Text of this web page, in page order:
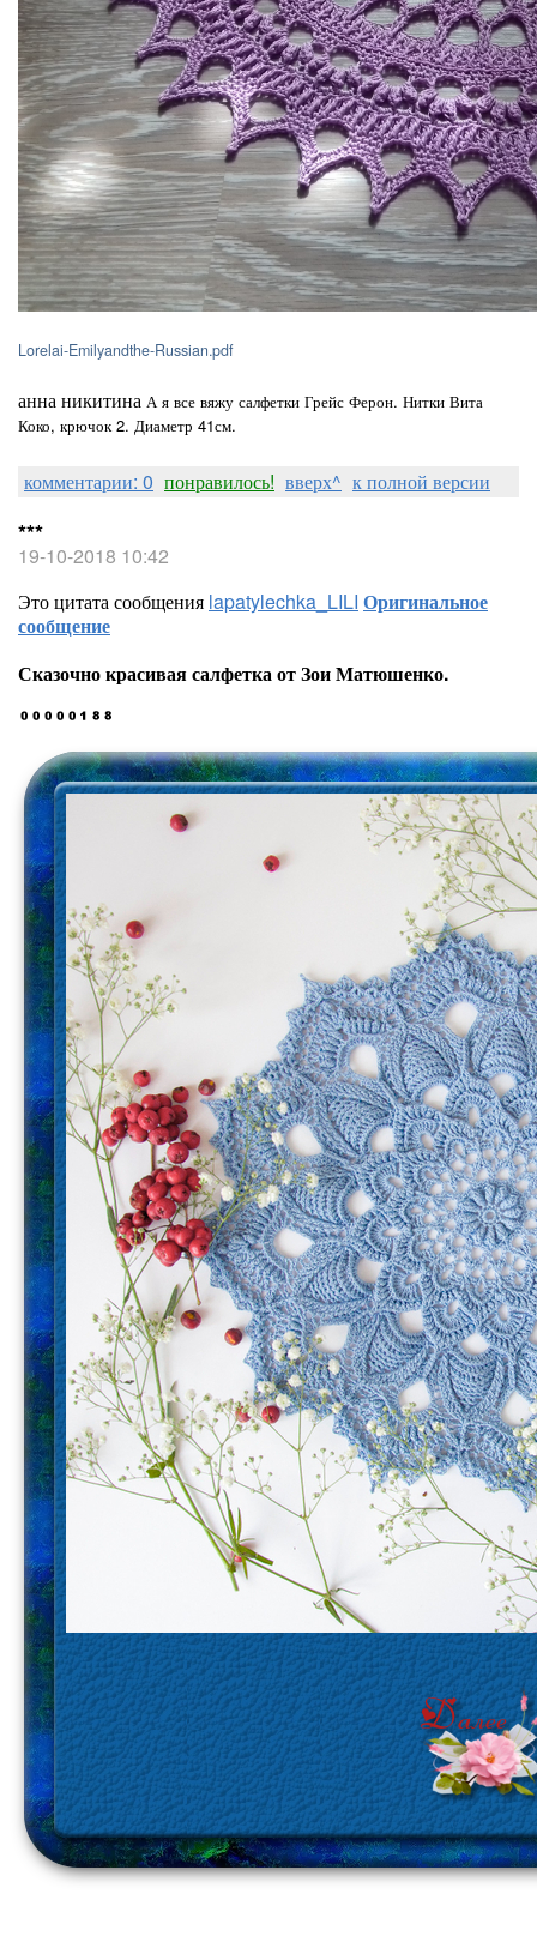
Lorelai-Emilyandthe-Russian.pdf
анна никитина А я все вяжу салфетки Грейс Ферон. Нитки Вита
Коко, крючок 2. Диаметр 41см.
комментарии: 0 понравилось! вверх^ к полной версии
***
19-10-2018 10:42
Это цитата сообщения lapatylechka_LILI Оригинальное
сообщение
Сказочно красивая салфетка от Зои Матюшенко.